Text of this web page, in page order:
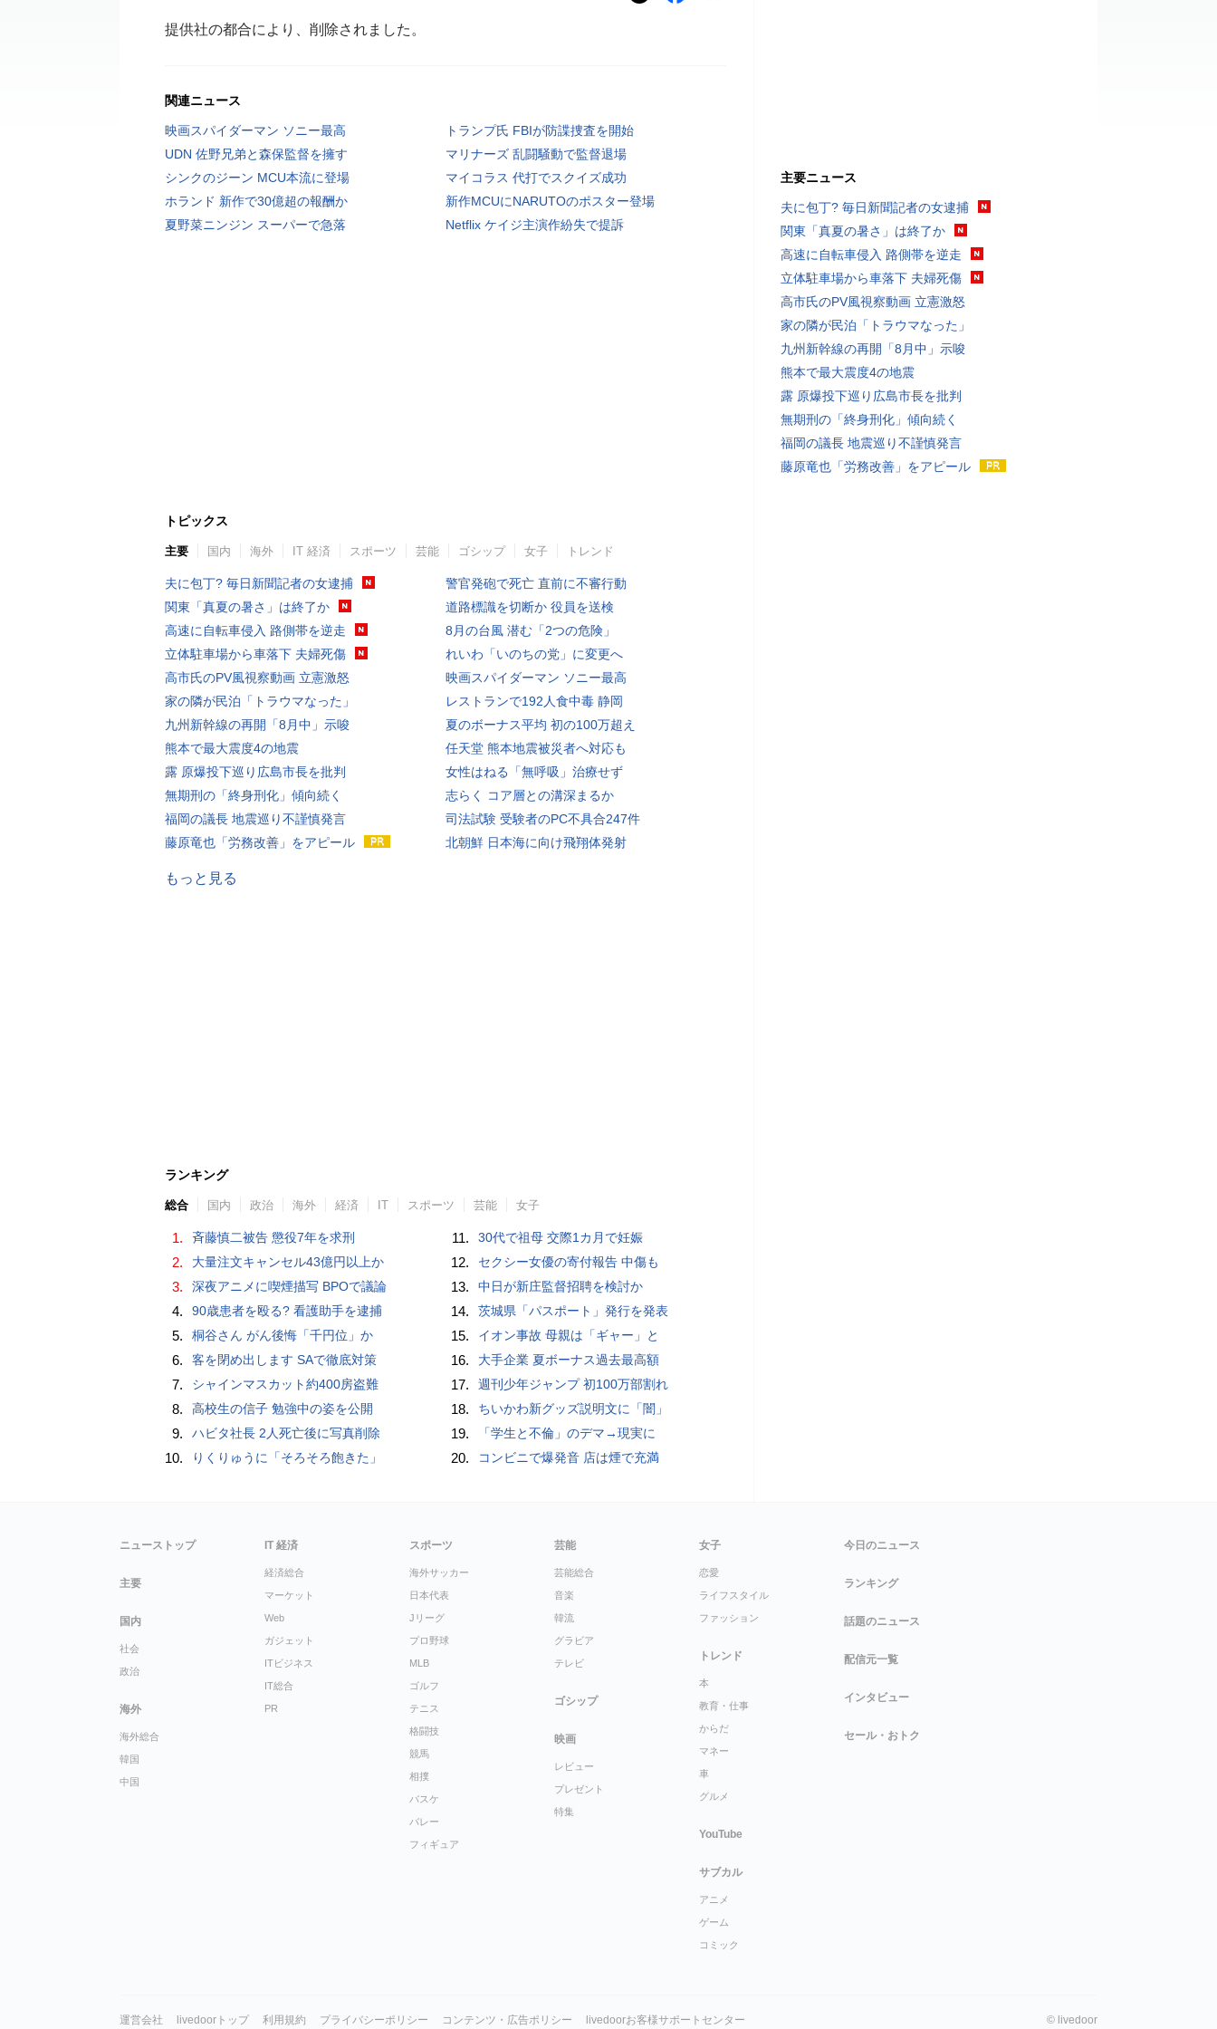
提供社の都合により、削除されました。
関連ニュース
映画スパイダーマン ソニー最高
トランプ氏 FBIが防諜捜査を開始
UDN 佐野兄弟と森保監督を擁す
マリナーズ 乱闘騒動で監督退場
シンクのジーン MCU本流に登場
マイコラス 代打でスクイズ成功
ホランド 新作で30億超の報酬か
新作MCUにNARUTOのポスター登場
夏野菜ニンジン スーパーで急落
Netflix ケイジ主演作紛失で提訴
トピックス
主要 国内 海外 IT 経済 スポーツ 芸能 ゴシップ 女子 トレンド
夫に包丁? 毎日新聞記者の女逮捕
関東「真夏の暑さ」は終了か
高速に自転車侵入 路側帯を逆走
立体駐車場から車落下 夫婦死傷
高市氏のPV風視察動画 立憲激怒
家の隣が民泊「トラウマなった」
九州新幹線の再開「8月中」示唆
熊本で最大震度4の地震
露 原爆投下巡り広島市長を批判
無期刑の「終身刑化」傾向続く
福岡の議長 地震巡り不謹慎発言
藤原竜也「労務改善」をアピール
警官発砲で死亡 直前に不審行動
道路標識を切断か 役員を送検
8月の台風 潜む「2つの危険」
れいわ「いのちの党」に変更へ
映画スパイダーマン ソニー最高
レストランで192人食中毒 静岡
夏のボーナス平均 初の100万超え
任天堂 熊本地震被災者へ対応も
女性はねる「無呼吸」治療せず
志らく コア層との溝深まるか
司法試験 受験者のPC不具合247件
北朝鮮 日本海に向け飛翔体発射
もっと見る
ランキング
総合 国内 政治 海外 経済 IT スポーツ 芸能 女子
1. 斉藤慎二被告 懲役7年を求刑
2. 大量注文キャンセル43億円以上か
3. 深夜アニメに喫煙描写 BPOで議論
4. 90歳患者を殴る? 看護助手を逮捕
5. 桐谷さん がん後悔「千円位」か
6. 客を閉め出します SAで徹底対策
7. シャインマスカット約400房盗難
8. 高校生の信子 勉強中の姿を公開
9. ハビタ社長 2人死亡後に写真削除
10. りくりゅうに「そろそろ飽きた」
11. 30代で祖母 交際1カ月で妊娠
12. セクシー女優の寄付報告 中傷も
13. 中日が新庄監督招聘を検討か
14. 茨城県「パスポート」発行を発表
15. イオン事故 母親は「ギャー」と
16. 大手企業 夏ボーナス過去最高額
17. 週刊少年ジャンプ 初100万部割れ
18. ちいかわ新グッズ説明文に「闇」
19. 「学生と不倫」のデマ→現実に
20. コンビニで爆発音 店は煙で充満
主要ニュース
夫に包丁? 毎日新聞記者の女逮捕
関東「真夏の暑さ」は終了か
高速に自転車侵入 路側帯を逆走
立体駐車場から車落下 夫婦死傷
高市氏のPV風視察動画 立憲激怒
家の隣が民泊「トラウマなった」
九州新幹線の再開「8月中」示唆
熊本で最大震度4の地震
露 原爆投下巡り広島市長を批判
無期刑の「終身刑化」傾向続く
福岡の議長 地震巡り不謹慎発言
藤原竜也「労務改善」をアピール
ニューストップ
主要
国内
社会
政治
海外
海外総合
韓国
中国
IT 経済
経済総合
マーケット
Web
ガジェット
ITビジネス
IT総合
PR
スポーツ
海外サッカー
日本代表
Jリーグ
プロ野球
MLB
ゴルフ
テニス
格闘技
競馬
相撲
バスケ
バレー
フィギュア
芸能
芸能総合
音楽
韓流
グラビア
テレビ
ゴシップ
映画
レビュー
プレゼント
特集
女子
恋愛
ライフスタイル
ファッション
トレンド
本
教育・仕事
からだ
マネー
車
グルメ
YouTube
サブカル
アニメ
ゲーム
コミック
今日のニュース
ランキング
話題のニュース
配信元一覧
インタビュー
セール・おトク
運営会社 livedoorトップ 利用規約 プライバシーポリシー コンテンツ・広告ポリシー livedoorお客様サポートセンター © livedoor